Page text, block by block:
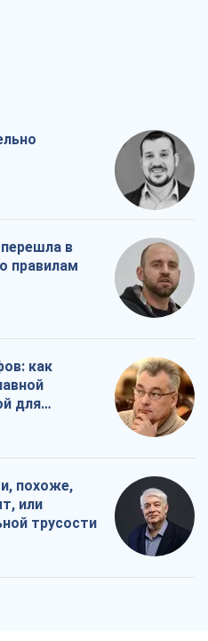
в
правилам
как
для
похоже,
или
трусости